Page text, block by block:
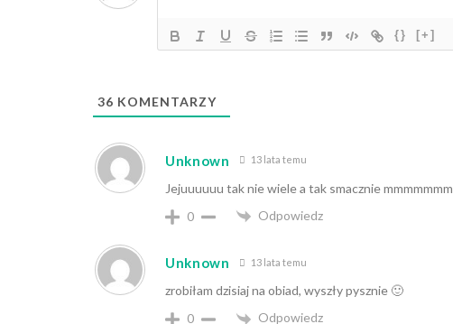
{} [+]
36 KOMENTARZY
Unknown 13 lata temu
Jejuuuuuu tak nie wiele a tak smacznie mmmmmmm
0
Odpowiedz
Unknown 13 lata temu
zrobiłam dzisiaj na obiad, wyszły pysznie 🙂
0
Odpowiedz